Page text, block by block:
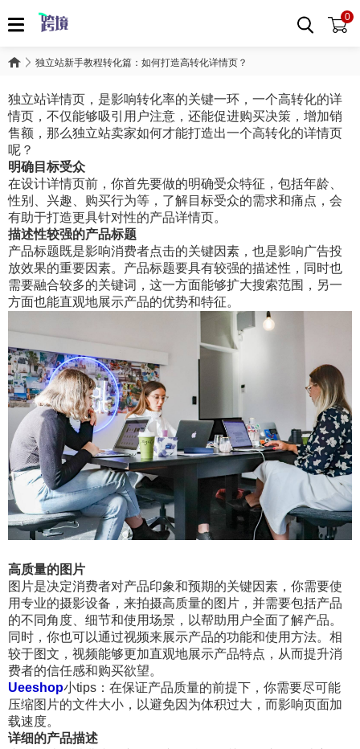
0
独立站新手教程转化篇：如何打造高转化详情页？
独立站详情页，是影响转化率的关键一环，一个高转化的详
情页，不仅能够吸引用户注意，还能促进购买决策，增加销
售额，那么独立站卖家如何才能打造出一个高转化的详情页
呢？
明确目标受众
在设计详情页前，你首先要做的明确受众特征，包括年龄、
性别、兴趣、购买行为等，了解目标受众的需求和痛点，会
有助于打造更具针对性的产品详情页。
描述性较强的产品标题
产品标题既是影响消费者点击的关键因素，也是影响广告投
放效果的重要因素。产品标题要具有较强的描述性，同时也
需要融合较多的关键词，这一方面能够扩大搜索范围，另一
方面也能直观地展示产品的优势和特征。
高质量的图片
图片是决定消费者对产品印象和预期的关键因素，你需要使
用专业的摄影设备，来拍摄高质量的图片，并需要包括产品
的不同角度、细节和使用场景，以帮助用户全面了解产品。
同时，你也可以通过视频来展示产品的功能和使用方法。相
较于图文，视频能够更加直观地展示产品特点，从而提升消
费者的信任感和购买欲望。
Ueeshop小tips：在保证产品质量的前提下，你需要尽可能
压缩图片的文件大小，以避免因为体积过大，而影响页面加
载速度。
详细的产品描述